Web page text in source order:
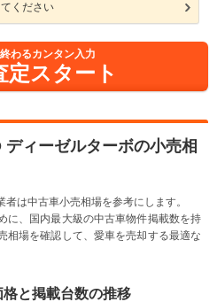
ください
わるカンタン入力
定スタート
ィーゼルターボの小売相
は中古車小売相場を参考にします。
に、国内最大級の中古車物件掲載数を持
相場を確認して、愛車を売却する最適な
と掲載台数の推移